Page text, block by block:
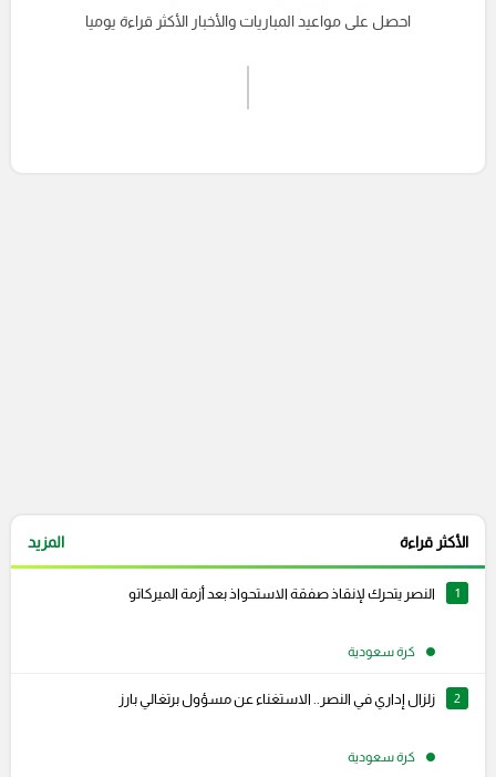
احصل على مواعيد المباريات والأخبار الأكثر قراءة يوميا
الأكثر قراءة المزيد
1 النصر يتحرك لإنقاذ صفقة الاستحواذ بعد أزمة الميركاتو
كرة سعودية
2 زلزال إداري في النصر.. الاستغناء عن مسؤول برتغالي بارز
كرة سعودية